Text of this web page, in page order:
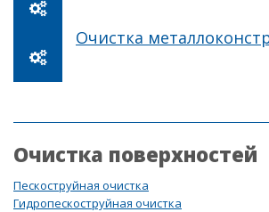
Очистка
Очистка поверхностей
Пескоструйная очистка
Гидропескоструйная очистка